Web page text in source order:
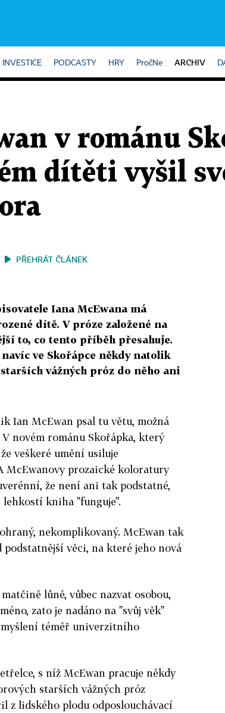
INVESTICE PODCASTY HRY PročNe ARCHIV
v románu
dítěti vyšil
PŘEHRÁT ČLÁNEK
Iana McEwana má
dítě. V próze založené na
to, co tento příběh přesahuje.
ve Skořápce někdy natolik
vážných próz do něho ani
Ian McEwan psal tu větu, možná
V novém románu Skořápka, který
veškeré umění usiluje
McEwanovy prozaické koloratury
že není ani tak podstatné,
lehkostí kniha "funguje".
nekomplikovaný. McEwan tak
věci, na které jeho nová
lůně, vůbec nazvat osobou,
zato je nadáno na "svůj věk"
téměř univerzitního
s níž McEwan pracuje někdy
starších vážných próz
z lidského plodu odposlouchávací